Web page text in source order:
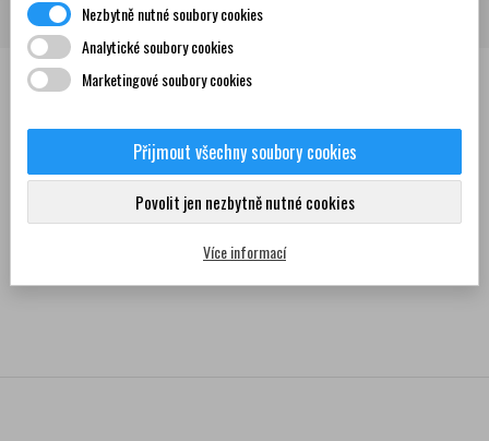
Domů Značky Rowachol
Seznam produktů podle značky
Rowachol
Žádný produkt nebyl bohužel nalezen
Nezbytně nutné soubory cookies
Analytické soubory cookies
Marketingové soubory cookies
Přijmout všechny soubory cookies
Povolit jen nezbytně nutné cookies
Více informací